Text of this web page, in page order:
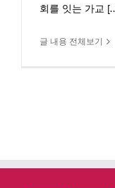
회를 잇는 가교
글 내용 전체보기